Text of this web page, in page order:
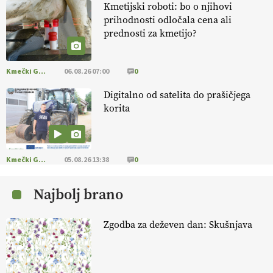
[EKOloško = LOGIČNO ]
Na kmetiji Polone Ratajc je pridelava
aronije
v dobrem desetletju zrasla v uspešno kmetijsko in
podjetniško zgodbo.
#IMCAP #CAP https://t.co/xp1oihBDaJ
[EKOloško = LOGIČNO
v tujini
. Zato je ekološka pridelava odlična priložnost za slovenske
vinarje
. VEČ
https://t.co/XAe9EbeAbK @EUAgri #IMCAP #CAP
kmetijstva in uspešno prenovo kmetij
. VEČ
https://t.co/RRn8unbwXp @EUAgri #IMCAP #CAP
https://t.co/mnLHFv2VuP
Kmetijski roboti: bo o njihovi
prihodnosti odločala cena ali
prednosti za kmetijo?
Kmečki Glas 06.08.26 07:00 0
Digitalno od satelita do prašičjega
korita
Kmečki Glas 05.08.26 13:38 0
Najbolj brano
Zgodba za deževen dan: Skušnjava